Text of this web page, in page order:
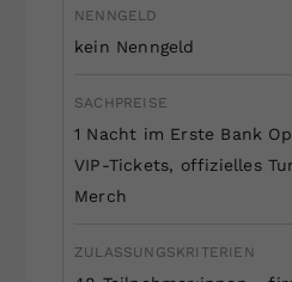
NENNGELD
kein Nenngeld
SACHPREISE
1 Nacht im Erste Bank
VIP-Tickets, offizielles
Merch
ZULASSUNGSKRITERIEN